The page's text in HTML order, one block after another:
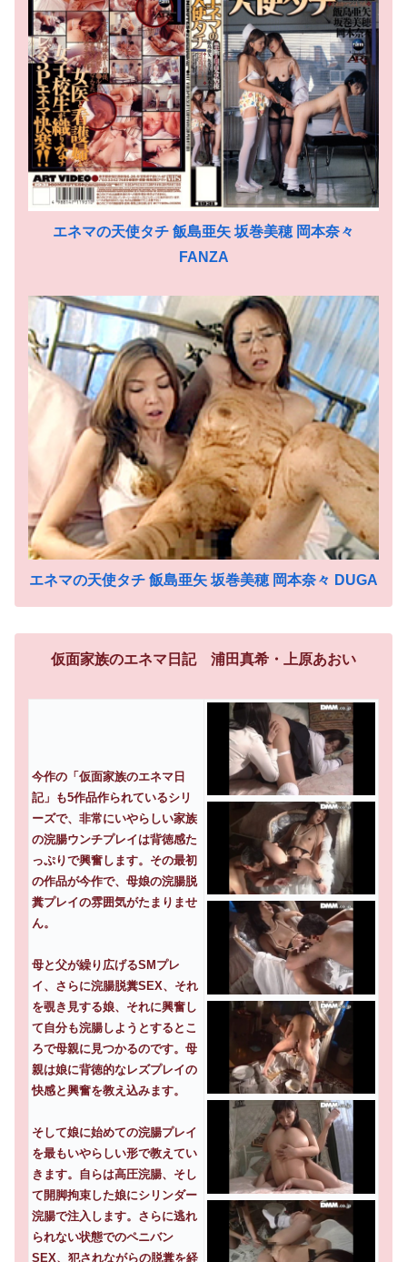
エネマの天使タチ 飯島亜矢 坂巻美穂 岡本奈々
FANZA
エネマの天使タチ 飯島亜矢 坂巻美穂 岡本奈々 DUGA
仮面家族のエネマ日記 浦田真希・上原あおい
今作の「仮面家族のエネマ日
記」も5作品作られているシリ
ーズで、非常にいやらしい家族
の浣腸ウンチプレイは背徳感た
っぷりで興奮します。その最初
の作品が今作で、母娘の浣腸脱
糞プレイの雰囲気がたまりませ
ん。
母と父が繰り広げるSMプレ
イ、さらに浣腸脱糞SEX、それ
を覗き見する娘、それに興奮し
て自分も浣腸しようとするとこ
ろで母親に見つかるのです。母
親は娘に背徳的なレズプレイの
快感と興奮を教え込みます。
そして娘に始めての浣腸プレイ
を最もいやらしい形で教えてい
きます。自らは高圧浣腸、そし
て開脚拘束した娘にシリンダー
浣腸で注入します。さらに逃れ
られない状態でのペニバン
SEX、犯されながらの脱糞を経